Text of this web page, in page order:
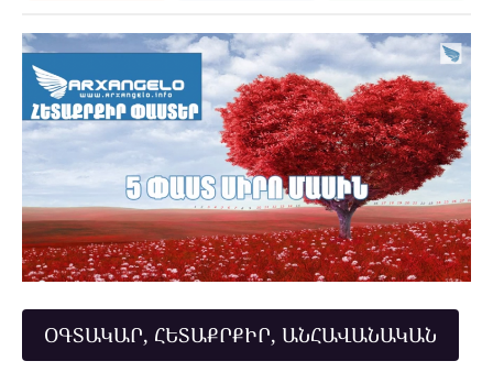
ՕԳՏԱԿԱՐ, ՀԵՏԱՔՐՔԻՐ, ԱՆՀԱՎԱՆԱԿԱՆ